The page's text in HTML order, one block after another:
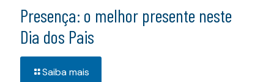
Presença: o melhor presente neste
Dia dos Pais
Saiba mais